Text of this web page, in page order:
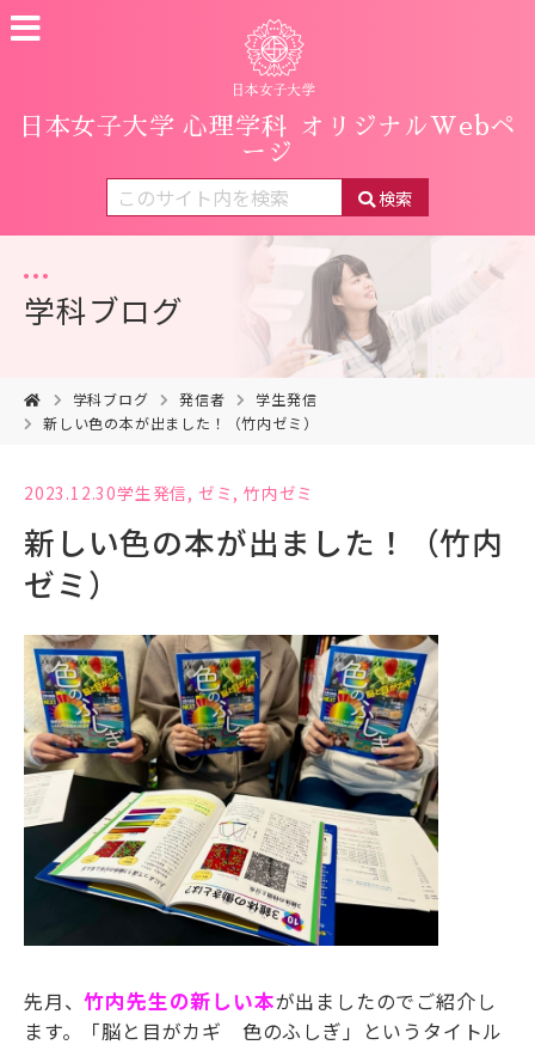
日本女子大学 心理学科
オリジナルWebペ
ージ
検索
学科ブログ
学科ブログ 発信者
学生発信
新しい色の本が出ました！（竹内ゼミ）
2023.12.30学生発信, ゼミ ,竹内ゼミ
新しい色の本が出ました！（竹内
ゼミ）
先月、竹内先生の新しい本が出ましたのでご紹介し
ます。「脳と目がカギ 色のふしぎ」というタイトル